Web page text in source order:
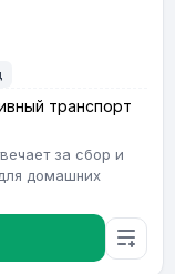
транспорт
за сбор и
домашних